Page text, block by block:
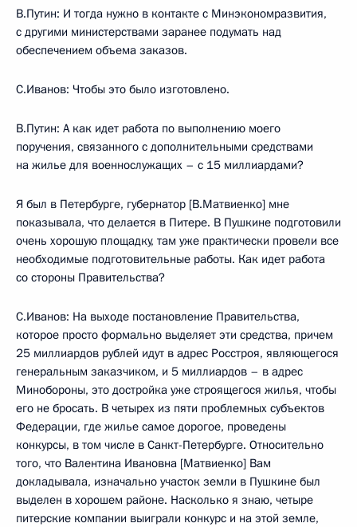
В.Путин: И тогда нужно в контакте с Минэкономразвития,
с другими министерствами заранее подумать над
обеспечением объема заказов.
С.Иванов: Чтобы это было изготовлено.
В.Путин: А как идет работа по выполнению моего
поручения, связанного с дополнительными средствами
на жилье для военнослужащих – с 15 миллиардами?
Я был в Петербурге, губернатор [В.Матвиенко] мне
показывала, что делается в Питере. В Пушкине подготовили
очень хорошую площадку, там уже практически провели все
необходимые подготовительные работы. Как идет работа
со стороны Правительства?
С.Иванов: На выходе постановление Правительства,
которое просто формально выделяет эти средства, причем
25 миллиардов рублей идут в адрес Росстроя, являющегося
генеральным заказчиком, и 5 миллиардов – в адрес
Минобороны, это достройка уже строящегося жилья, чтобы
его не бросать. В четырех из пяти проблемных субъектов
Федерации, где жилье самое дорогое, проведены
конкурсы, в том числе в Санкт-Петербурге. Относительно
того, что Валентина Ивановна [Матвиенко] Вам
докладывала, изначально участок земли в Пушкине был
выделен в хорошем районе. Насколько я знаю, четыре
питерские компании выиграли конкурс и на этой земле,